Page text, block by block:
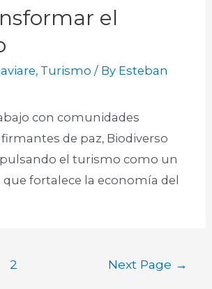
el
, Turismo / By Esteban
con comunidades
de paz, Biodiverso
el turismo como un
que fortalece la economía del
2 Next Page →